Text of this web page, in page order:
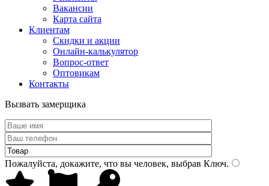
Вакансии
Карта сайта
Клиентам
Скидки и акции
Онлайн-калькулятор
Вопрос-ответ
Оптовикам
Контакты
Вызвать замерщика
Пожалуйста, докажите, что вы человек, выбрав Ключ.